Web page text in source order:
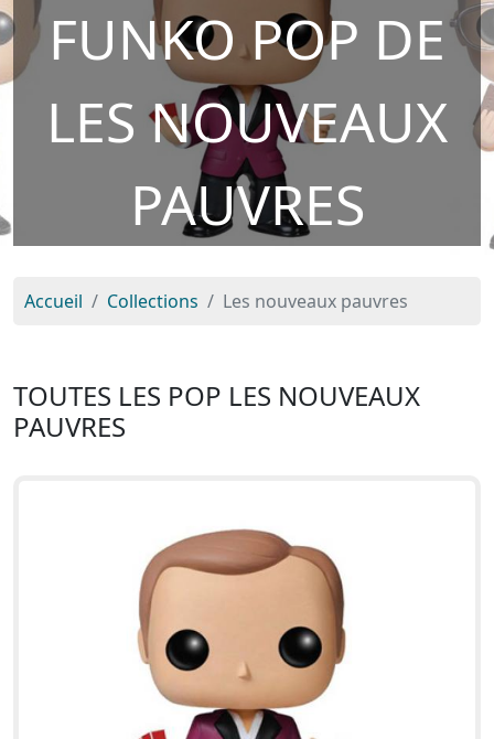
FUNKO POP DE
LES NOUVEAUX
PAUVRES
Accueil Collections Les nouveaux pauvres
TOUTES LES POP LES NOUVEAUX
PAUVRES